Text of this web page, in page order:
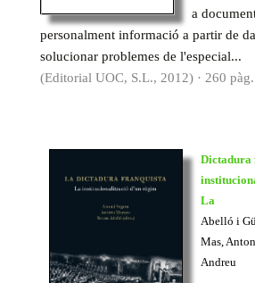
a
personalment informació a partir de
solucionar problemes de l'especial...
(Editorial UOC, S.L., 2012) · 260
Dictadura
La
Abelló i
Mas,
Andreu